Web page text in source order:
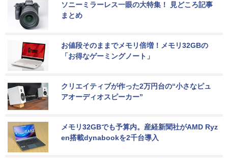
ソニーミラーレス一眼の大特集！ 見どころ記事
まとめ
お値段そのままでメモリ倍増！メモリ32GBの
「お得なゲーミングノート」
クリエイティブが作った2万円台の“小さなピュ
アオーディオスピーカー”
メモリ32GBでも予算内。産経新聞社がAMD Ryz
en搭載dynabookを2千台導入